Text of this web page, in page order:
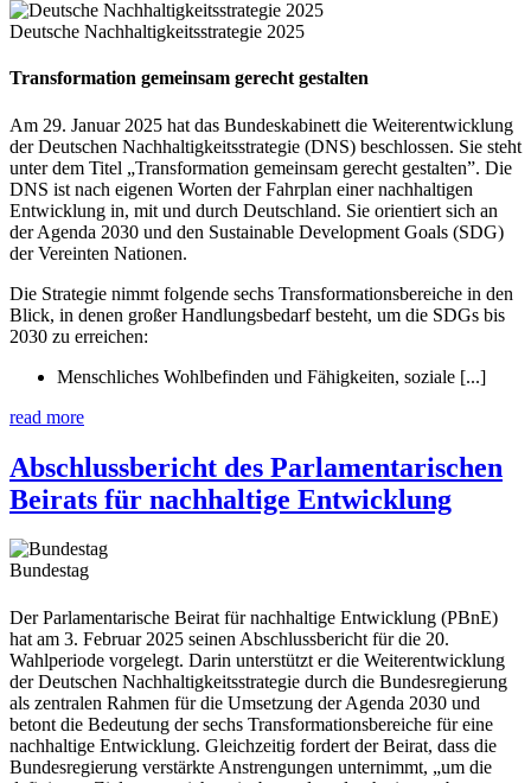
Deutsche Nachhaltigkeitsstrategie 2025
Transformation gemeinsam gerecht gestalten
Am 29. Januar 2025 hat das Bundeskabinett die Weiterentwicklung
der Deutschen Nachhaltigkeitsstrategie (DNS) beschlossen. Sie steht
unter dem Titel „Transformation gemeinsam gerecht gestalten”. Die
DNS ist nach eigenen Worten der Fahrplan einer nachhaltigen
Entwicklung in, mit und durch Deutschland. Sie orientiert sich an
der Agenda 2030 und den Sustainable Development Goals (SDG)
der Vereinten Nationen.
Die Strategie nimmt folgende sechs Transformationsbereiche in den
Blick, in denen großer Handlungsbedarf besteht, um die SDGs bis
2030 zu erreichen:
Menschliches Wohlbefinden und Fähigkeiten, soziale [...]
read more
Abschlussbericht des Parlamentarischen
Beirats für nachhaltige Entwicklung
Bundestag
Der Parlamentarische Beirat für nachhaltige Entwicklung (PBnE)
hat am 3. Februar 2025 seinen Abschlussbericht für die 20.
Wahlperiode vorgelegt. Darin unterstützt er die Weiterentwicklung
der Deutschen Nachhaltigkeitsstrategie durch die Bundesregierung
als zentralen Rahmen für die Umsetzung der Agenda 2030 und
betont die Bedeutung der sechs Transformationsbereiche für eine
nachhaltige Entwicklung. Gleichzeitig fordert der Beirat, dass die
Bundesregierung verstärkte Anstrengungen unternimmt, „um die